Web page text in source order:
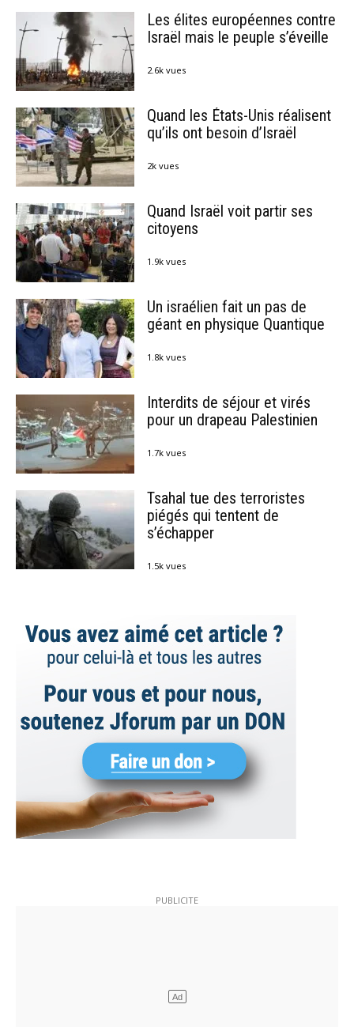
Les élites européennes contre
Israël mais le peuple s’éveille
2.6k vues
Quand les États-Unis réalisent
qu’ils ont besoin d’Israël
2k vues
Quand Israël voit partir ses
citoyens
1.9k vues
Un israélien fait un pas de
géant en physique Quantique
1.8k vues
Interdits de séjour et virés
pour un drapeau Palestinien
1.7k vues
Tsahal tue des terroristes
piégés qui tentent de
s’échapper
1.5k vues